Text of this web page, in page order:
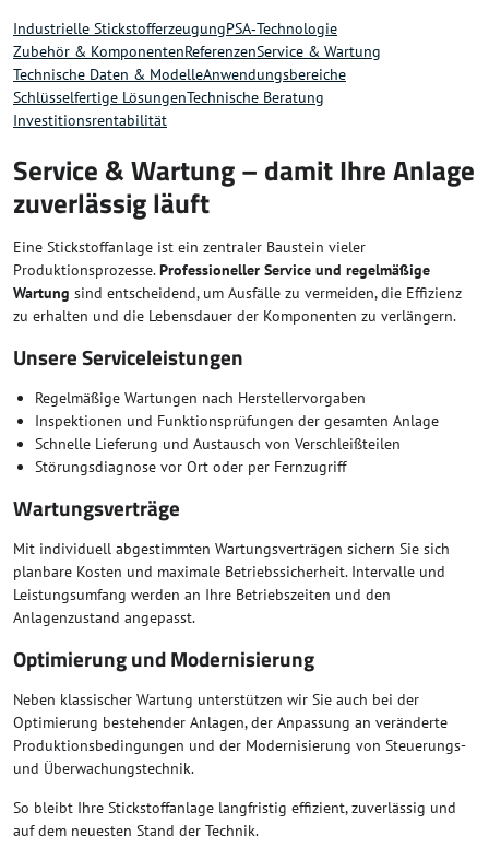
Industrielle StickstofferzeugungPSA‑Technologie
Zubehör & KomponentenReferenzenService & Wartung
Technische Daten & ModelleAnwendungsbereiche
Schlüsselfertige LösungenTechnische Beratung
Investitionsrentabilität
Service & Wartung – damit Ihre Anlage
zuverlässig läuft
Eine Stickstoffanlage ist ein zentraler Baustein vieler
Produktionsprozesse.Professioneller Service und regelmäßige
Wartung sind entscheidend, um Ausfälle zu vermeiden, die Effizienz
zu erhalten und die Lebensdauer der Komponenten zu verlängern.
Unsere Serviceleistungen
Regelmäßige Wartungen nach Herstellervorgaben
Inspektionen und Funktionsprüfungen der gesamten Anlage
Schnelle Lieferung und Austausch von Verschleißteilen
Störungsdiagnose vor Ort oder per Fernzugriff
Wartungsverträge
Mit individuell abgestimmten Wartungsverträgen sichern Sie sich
planbare Kosten und maximale Betriebssicherheit. Intervalle und
Leistungsumfang werden an Ihre Betriebszeiten und den
Anlagenzustand angepasst.
Optimierung und Modernisierung
Neben klassischer Wartung unterstützen wir Sie auch bei der
Optimierung bestehender Anlagen, der Anpassung an veränderte
Produktionsbedingungen und der Modernisierung von Steuerungs-
und Überwachungstechnik.
So bleibt Ihre Stickstoffanlage langfristig effizient, zuverlässig und
auf dem neuesten Stand der Technik.